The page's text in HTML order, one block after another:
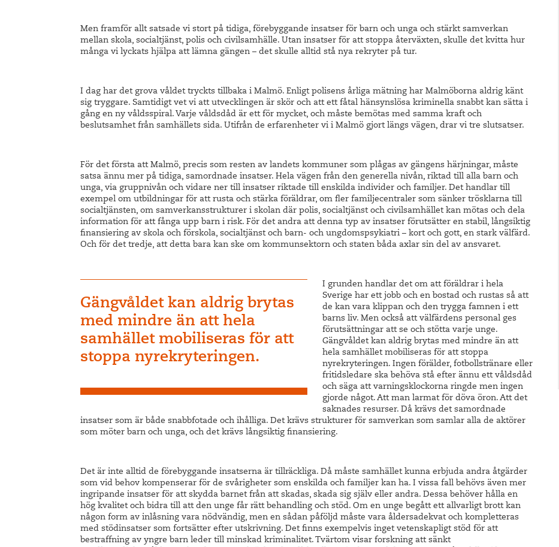
Men framför allt satsade vi stort på tidiga, förebyggande insatser för barn och unga och stärkt samverkan
mellan skola, socialtjänst, polis och civilsamhälle. Utan insatser för att stoppa återväxten, skulle det kvitta hur
många vi lyckats hjälpa att lämna gängen – det skulle alltid stå nya rekryter på tur.
I dag har det grova våldet tryckts tillbaka i Malmö. Enligt polisens årliga mätning har Malmöborna aldrig känt
sig tryggare. Samtidigt vet vi att utvecklingen är skör och att ett fåtal hänsynslösa kriminella snabbt kan sätta i
gång en ny våldsspiral. Varje våldsdåd är ett för mycket, och måste bemötas med samma kraft och
beslutsamhet från samhällets sida. Utifrån de erfarenheter vi i Malmö gjort längs vägen, drar vi tre slutsatser.
För det första att Malmö, precis som resten av landets kommuner som plågas av gängens härjningar, måste
satsa ännu mer på tidiga, samordnade insatser. Hela vägen från den generella nivån, riktad till alla barn och
unga, via gruppnivån och vidare ner till insatser riktade till enskilda individer och familjer. Det handlar till
exempel om utbildningar för att rusta och stärka föräldrar, om fler familjecentraler som sänker trösklarna till
socialtjänsten, om samverkansstrukturer i skolan där polis, socialtjänst och civilsamhället kan mötas och dela
information för att fånga upp barn i risk. För det andra att denna typ av insatser förutsätter en stabil, långsiktig
finansiering av skola och förskola, socialtjänst och barn- och ungdomspsykiatri – kort och gott, en stark välfärd.
Och för det tredje, att detta bara kan ske om kommunsektorn och staten båda axlar sin del av ansvaret.
Gängvåldet kan aldrig brytas
med mindre än att hela
samhället mobiliseras för att
stoppa nyrekryteringen.
I grunden handlar det om att föräldrar i hela
Sverige har ett jobb och en bostad och rustas så att
de kan vara klippan och den trygga famnen i ett
barns liv. Men också att välfärdens personal ges
förutsättningar att se och stötta varje unge.
Gängvåldet kan aldrig brytas med mindre än att
hela samhället mobiliseras för att stoppa
nyrekryteringen. Ingen förälder, fotbollstränare eller
fritidsledare ska behöva stå efter ännu ett våldsdåd
och säga att varningsklockorna ringde men ingen
gjorde något. Att man larmat för döva öron. Att det
saknades resurser. Då krävs det samordnade
insatser som är både snabbfotade och ihålliga. Det krävs strukturer för samverkan som samlar alla de aktörer
som möter barn och unga, och det krävs långsiktig finansiering.
Det är inte alltid de förebyggande insatserna är tillräckliga. Då måste samhället kunna erbjuda andra åtgärder
som vid behov kompenserar för de svårigheter som enskilda och familjer kan ha. I vissa fall behövs även mer
ingripande insatser för att skydda barnet från att skadas, skada sig själv eller andra. Dessa behöver hålla en
hög kvalitet och bidra till att den unge får rätt behandling och stöd. Om en unge begått ett allvarligt brott kan
någon form av inlåsning vara nödvändig, men en sådan påföljd måste vara åldersadekvat och kompletteras
med stödinsatser som fortsätter efter utskrivning. Det finns exempelvis inget vetenskapligt stöd för att
bestraffning av yngre barn leder till minskad kriminalitet. Tvärtom visar forskning att sänkt